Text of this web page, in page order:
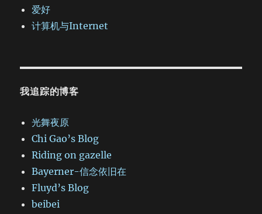
爱好
计算机与Internet
我追踪的博客
光舞夜原
Chi Gao’s Blog
Riding on gazelle
Bayerner-信念依旧在
Fluyd’s Blog
beibei